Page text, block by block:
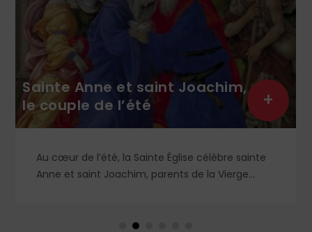
Hommage au père Calmel
Religieux dominicain (1914-1975), le père Roger-
Thomas Calmel fut l’une des figures du
ainsi qu’aux antiques observances de son ordre.
+